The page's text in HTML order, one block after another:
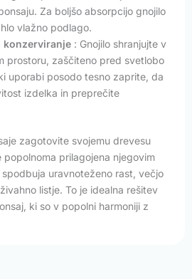
Za boljšo absorpcijo gnojilo
vlažno podlago.
konzerviranje : Gnojilo shranjujte v
prostoru, zaščiteno pred svetlobo
uporabi posodo tesno zaprite, da
izdelka in preprečite
zagotovite svojemu drevesu
popolnoma prilagojena njegovim
uravnoteženo rast, večjo
listje. To je idealna rešitev
ki so v popolni harmoniji z